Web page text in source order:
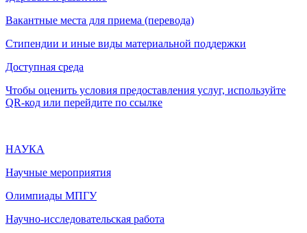
Вакантные места для приема (перевода)
Стипендии и иные виды материальной поддержки
Доступная среда
Чтобы оценить условия предоставления услуг, используйте
QR-код или перейдите по ссылке
НАУКА
Научные мероприятия
Олимпиады МПГУ
Научно-исследовательская работа